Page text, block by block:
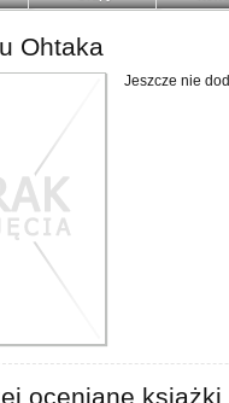
Ohtaka
Jeszcze nie
oceniane książki